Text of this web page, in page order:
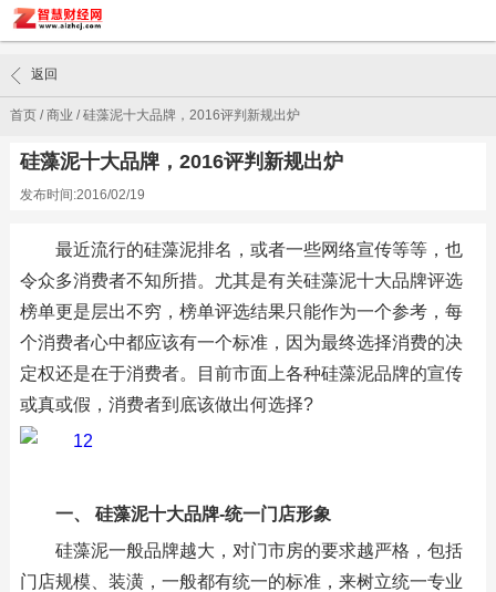
首页/商业 /硅藻泥十大品牌，2016评判新规出炉
返回
硅藻泥十大品牌，2016评判新规出炉
发布时间:2016/02/19
最近流行的硅藻泥排名，或者一些网络宣传等等，也
令众多消费者不知所措。尤其是有关硅藻泥十大品牌评选
榜单更是层出不穷，榜单评选结果只能作为一个参考，每
个消费者心中都应该有一个标准，因为最终选择消费的决
定权还是在于消费者。目前市面上各种硅藻泥品牌的宣传
或真或假，消费者到底该做出何选择?
一、 硅藻泥十大品牌-统一门店形象
硅藻泥一般品牌越大，对门市房的要求越严格，包括
门店规模、装潢，一般都有统一的标准，来树立统一专业